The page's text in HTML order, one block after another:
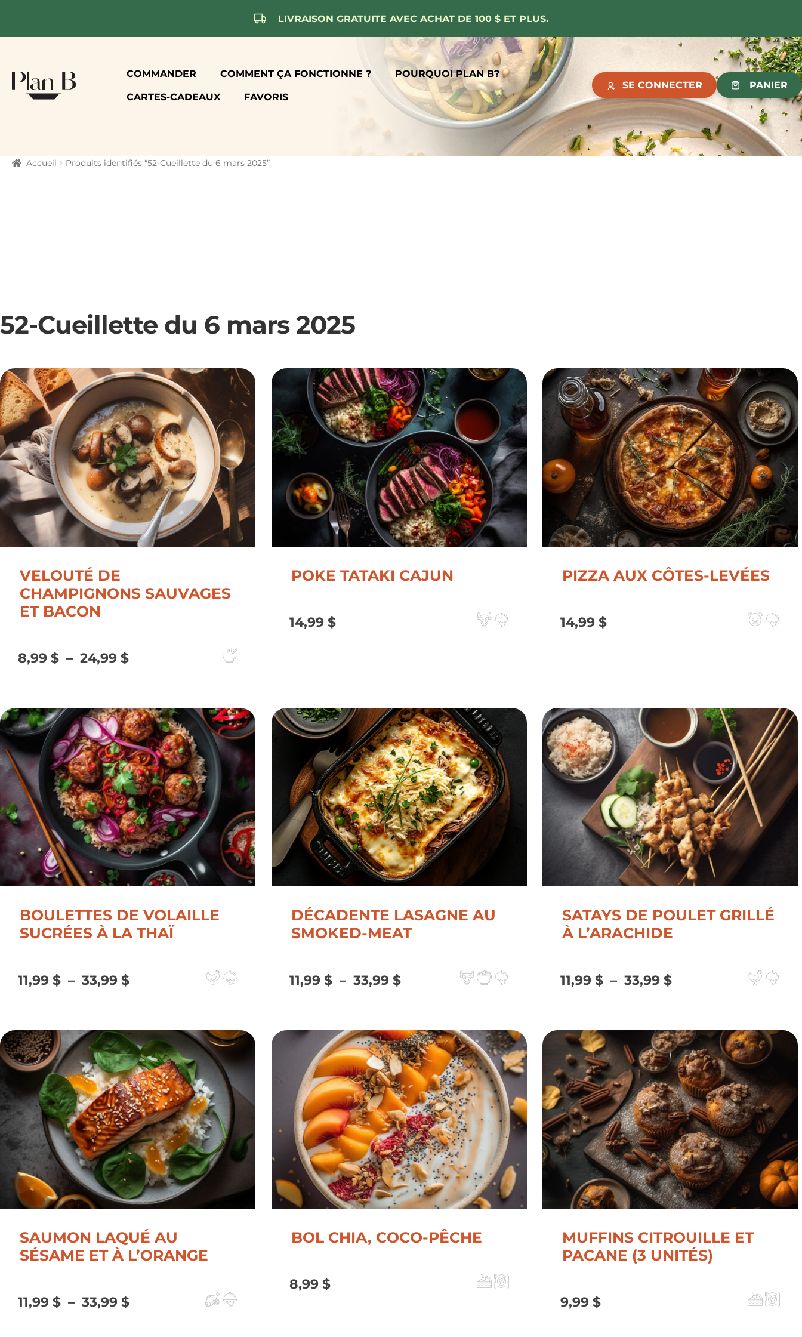
LIVRAISON GRATUITE AVEC ACHAT DE 100 $ ET PLUS.
Aller
Aller
contenu
COMMANDER COMMENT ÇA FONCTIONNE ? POURQUOI PLAN B?
CARTES-CADEAUX FAVORIS
SE CONNECTER PANIER
Accueil Produits identifiés “52-Cueillette du 6 mars 2025”
52-Cueillette du 6 mars 2025
VELOUTÉ DE
CHAMPIGNONS SAUVAGES
ET BACON
8,99 $ – 24,99 $Plage
8,99 $
à
24,99 $
POKE TATAKI CAJUN
14,99 $
PIZZA AUX CÔTES-LEVÉES
14,99$
BOULETTES DE VOLAILLE
SUCRÉES À LA THAÏ
11,99 $ – 33,99 $Plage
11,99 $
à
33,99 $
DÉCADENTE LASAGNE AU
SMOKED-MEAT
11,99 $ – 33,99 $Plage
11,99 $
à
33,99 $
SATAYS DE POULET GRILLÉ
À L’ARACHIDE
11,99$ – 33,99$Plage
11,99 $
à
33,99 $
SAUMON LAQUÉ AU
SÉSAME ET À L’ORANGE
11,99 $ – 33,99 $Plage
BOL CHIA, COCO-PÊCHE
8,99 $
MUFFINS CITROUILLE ET
PACANE (3 UNITÉS)
9,99$